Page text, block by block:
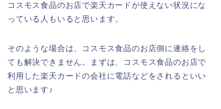
コスモス食品のお店で楽天カードが使えない状況にな
っている人もいると思います。
そのような場合は、コスモス食品のお店側に連絡をし
ても解決できません。まずは、コスモス食品のお店で
利用した楽天カードの会社に電話などをされるといい
と思います♪